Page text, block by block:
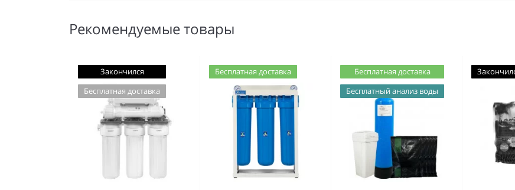
Рекомендуемые товары
Закончился
Бесплатная доставка
Бесплатная доставка
Бесплатная доставка
Бесплатный анализ воды